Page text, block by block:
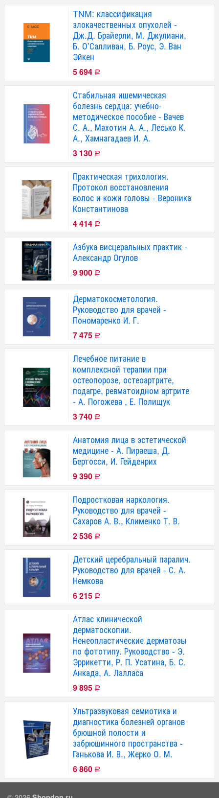
TNM: классификация
злокачественных опухолей -
Дж.Д. Брайерли, М. Джулиани,
Б. О’Салливан, Б. Роус, Э. Ван
Эйкен
5 694 Р
Стабильная ишемическая
болезнь сердца: учебно-
методическое пособие - Вачев
С. А., Махотин А. А., Лесько К.
А., Хамнагадаев И. А.
3 130 Р
Практическая трихология.
Протокол восстановления
волос и кожи головы - Вероника
Константинова
4 414 Р
Азбука висцеральных практик -
Александр Огулов
9 900 Р
Дерматокосметология.
Руководство для врачей -
Пономаренко И. Г.
7 475 Р
Лечебное питание в
комплексной терапии при
остеопорозе, остеоартрите,
подагре, ревматоидном артрите
- А. Погожева , Е. Полищук
3 740 Р
Анатомия лица в эстетической
медицине - А. Пираеша, Д.
Бертосси, И. Гейденрих
9 390 Р
Подростковая наркология.
Руководство для врачей -
Сахаров А. В., Клименко Т. В.
2 536 Р
Детский церебральный паралич.
Руководство для врачей - С. А.
Немкова
6 215 Р
Атлас клинической
дерматоскопии.
Ненеопластические дерматозы
по фототипу. Руководство - Э.
Эррикетти, Р. П. Усатина, Б. С.
Анкада, А. Лалласа
9 895 Р
Ультразвуковая семиотика и
диагностика болезней органов
брюшной полости и
забрюшинного пространства -
Ганькова И. В., Жерко О. М.
6 860 Р